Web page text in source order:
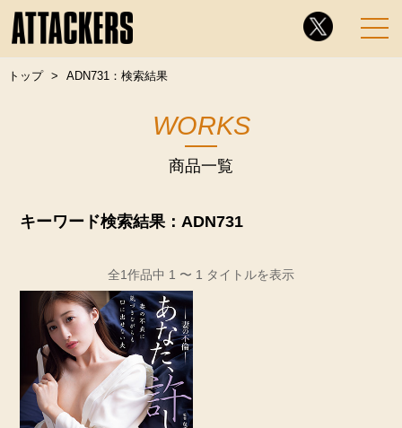
トップ ADN731：検索結果
WORKS
商品一覧
キーワード検索結果：ADN731
全1作品中 1 〜 1 タイトルを表示